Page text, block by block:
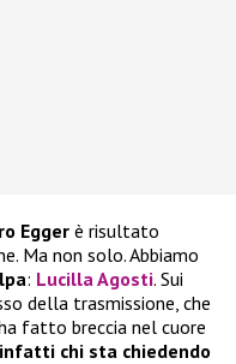
Egger è risultato
Ma non solo. Abbiamo
: Lucilla Agosti. Sui
della trasmissione, che
fatto breccia nel cuore
infatti chi sta chiedendo